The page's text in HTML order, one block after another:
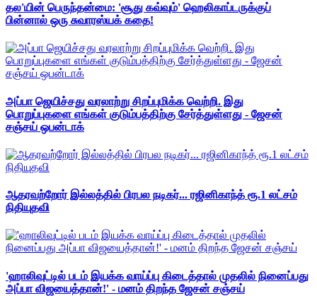
தல'யின் பெருந்தன்மை: 'சூது கவ்வும்' ஹெலிகாப்டருக்குப்
பின்னால் ஒரு சுவாரஸ்யக் கதை!
அப்பா ஜெயிச்சது வரலாற்று சிறப்புமிக்க வெற்றி. இது
பொறுப்புகளை எங்கள் குடும்பத்திற்கு சேர்த்துள்ளது - ஜேசன்
சஞ்சய் ஒபன்டாக்
ஆதரவற்றோர் இல்லத்தில் பிரபல நடிகர்... ரஜினிகாந்த் ரூ.1 லட்சம்
நிதியுதவி
'ஹாலிவுட்டில் படம் இயக்க வாய்ப்பு கிடைத்தால் முதலில் நினைப்பது
அப்பா விஜயைத்தான்!' - மனம் திறந்த ஜேசன் சஞ்சய்